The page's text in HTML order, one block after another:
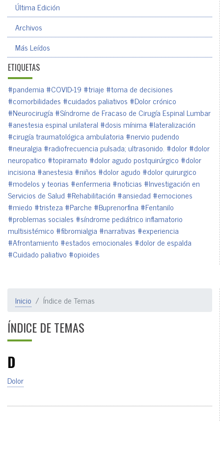
Última Edición
Archivos
Más Leídos
ETIQUETAS
#pandemia #COVID-19 #triaje #toma de decisiones
#comorbilidades #cuidados paliativos #Dolor crónico
#Neurocirugía #Síndrome de Fracaso de Cirugía Espinal Lumbar
#anestesia espinal unilateral #dosis mínima #lateralización
#cirugía traumatológica ambulatoria #nervio pudendo
#neuralgia #radiofrecuencia pulsada; ultrasonido. #dolor#dolor
neuropatico #topiramato #dolor agudo postquirúrgico #dolor
incisiona #anestesia #niños #dolor agudo #dolor quirurgico
#modelos y teorias #enfermeria #noticias #Investigación en
Servicios de Salud #Rehabilitación #ansiedad #emociones
#miedo #tristeza #Parche #Buprenorfina #Fentanilo
#problemas sociales #síndrome pediátrico inflamatorio
multisistémico #fibromialgia #narrativas #experiencia
#Afrontamiento #estados emocionales #dolor de espalda
#Cuidado paliativo #opioides
Inicio Índice de Temas
ÍNDICE DE TEMAS
D
Dolor